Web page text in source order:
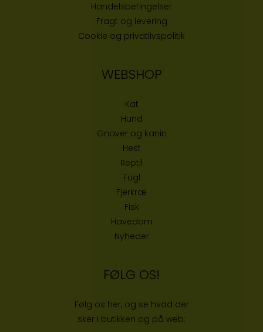
Handelsbetingelser
Fragt og levering
Cookie og privatlivspolitik
WEBSHOP
Kat
Hund
Gnaver og kanin
Hest
Reptil
Fugl
Fjerkræ
Fisk
Havedam
Nyheder
FØLG OS!
Følg os her, og se hvad der
sker i butikken og på web: